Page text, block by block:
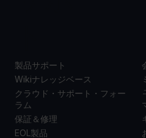
製品サポート
Wikiナレッジベース
クラウド・サポート・フォー
ラム
保証＆修理
EOL製品